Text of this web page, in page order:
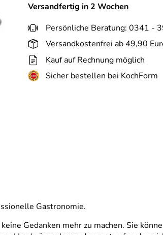
Versandfertig in 2 Wochen
Persönliche Beratung: 0341 -
Versandkostenfrei ab 49,90
Kauf auf Rechnung möglich
Sicher bestellen bei KochForm
Gastronomie.
Gedanken mehr zu machen. Sie